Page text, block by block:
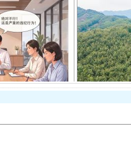
免责幌子